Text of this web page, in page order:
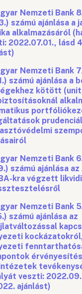
Nemzeti Bank
számú ajánlása a
alkalmazásáról
2022.07.01., lásd
Nemzeti Bank
számú ajánlása a
kötött
Nemzeti Bank
számú ajánlása az
kra végzett
Nemzeti Bank
számú ajánlása az
veszti:
ajánlást)